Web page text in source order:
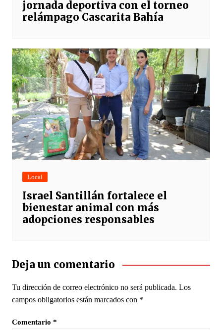
jornada deportiva con el torneo
relámpago Cascarita Bahía
Local
Israel Santillán fortalece el
bienestar animal con más
adopciones responsables
Deja un comentario
Tu dirección de correo electrónico no será publicada. Los
campos obligatorios están marcados con *
Comentario *